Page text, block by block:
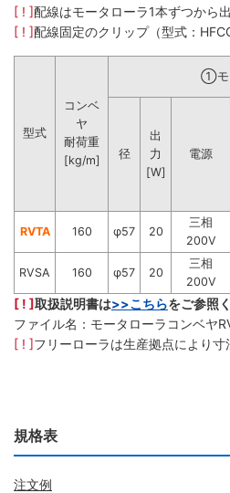
[ ! ]配線はモータローラ1本ずつから
[ ! ]配線固定のクリップ（型式：
型式
コンベ
ヤ
耐荷重
[kg/m]
①モ
径
出
力
[W]
電源
RVTA 160 φ57 20
三相
200V
RVSA 160 φ57 20
三相
200V
[ ! ]取扱説明書は>>こちらをご参照
ファイル名：モータローラコンベヤ
[ ! ]フリーローラは生産拠点により
規格表
注文例